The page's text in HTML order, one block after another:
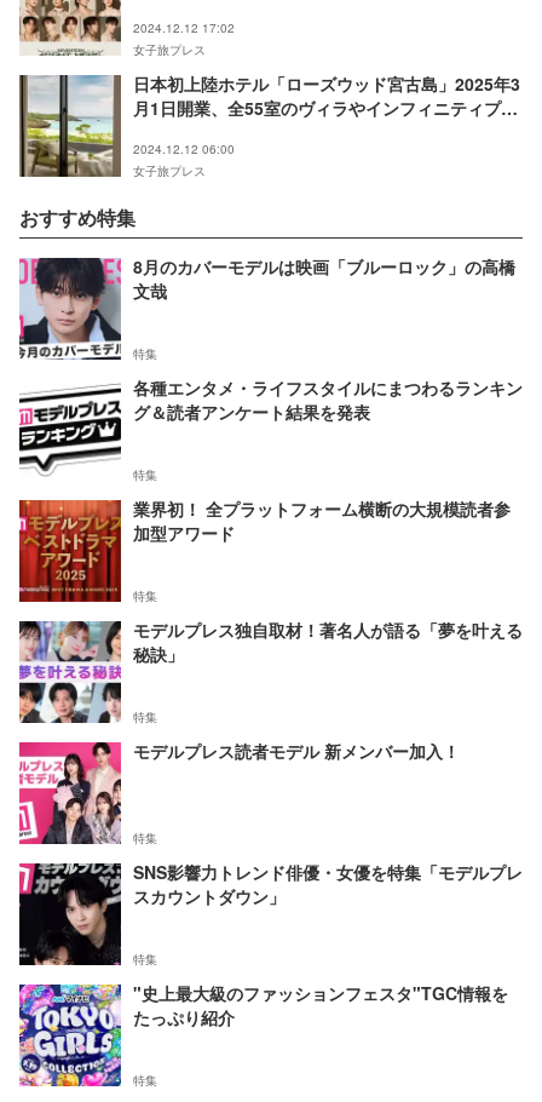
2024.12.12 17:02
女子旅プレス
日本初上陸ホテル「ローズウッド宮古島」2025年3
月1日開業、全55室のヴィラやインフィニティプー
2024.12.12 06:00
女子旅プレス
おすすめ特集
8月のカバーモデルは映画「ブルーロック」の高橋
文哉
特集
各種エンタメ・ライフスタイルにまつわるランキン
グ＆読者アンケート結果を発表
特集
業界初！ 全プラットフォーム横断の大規模読者参
加型アワード
特集
モデルプレス独自取材！著名人が語る「夢を叶える
秘訣」
特集
モデルプレス読者モデル 新メンバー加入！
特集
SNS影響力トレンド俳優・女優を特集「モデルプレ
スカウントダウン」
特集
"史上最大級のファッションフェスタ"TGC情報を
たっぷり紹介
特集